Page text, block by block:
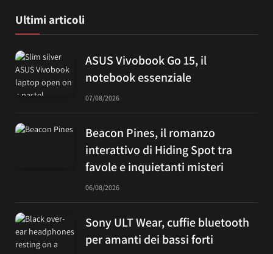
Ultimi articoli
ASUS Vivobook Go 15, il
notebook essenziale
07/08/2026
Beacon Pines, il romanzo
interattivo di Hiding Spot tra
favole e inquietanti misteri
06/08/2026
Sony ULT Wear, cuffie bluetooth
per amanti dei bassi forti